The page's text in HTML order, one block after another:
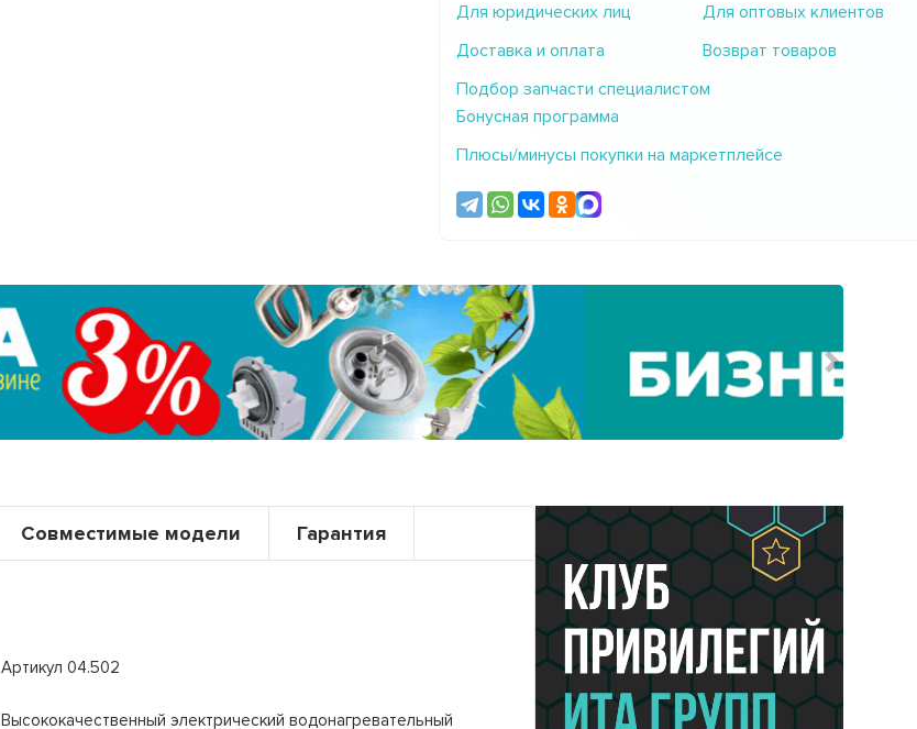
Для юридических лиц
Для оптовых клиентов
Доставка и оплата
Возврат товаров
Подбор запчасти специалистом
Бонусная программа
Плюсы/минусы покупки на маркетплейсе
Совместимые модели Гарантия
Артикул 04.502
Высококачественный электрический водонагревательный